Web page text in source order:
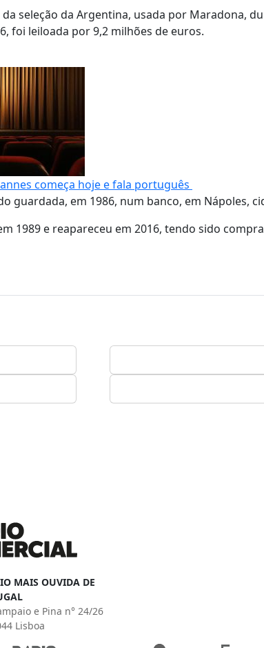
da seleção da Argentina, usada por Maradona,
foi leiloada por 9,2 milhões de euros.
começa hoje e fala português
guardada, em 1986, num banco, em Nápoles,
1989 e reapareceu em 2016, tendo sido
MAIS OUVIDA DE
e Pina n° 24/26
Lisboa